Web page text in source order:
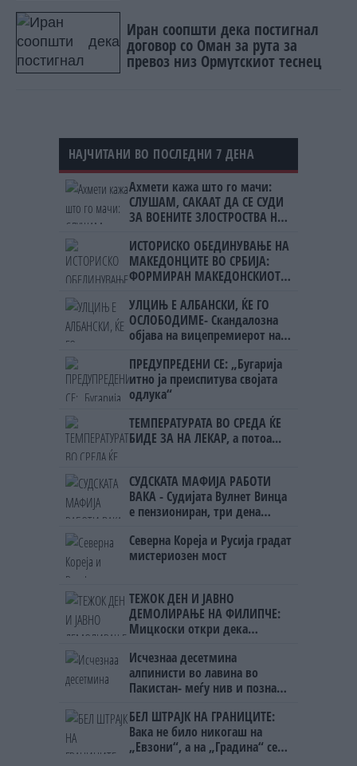
Иран соопшти дека постигнал
договор со Оман за рута за
превоз низ Ормутскиот теснец
НАЈЧИТАНИ ВО ПОСЛЕДНИ 7 ДЕНА
Ахмети кажа што го мачи:
СЛУШАМ, САКААТ ДА СЕ СУДИ
ЗА ВОЕНИТЕ ЗЛОСТРОСТВА НА
ИСТОРИСКО ОБЕДИНУВАЊЕ НА
МАКЕДОНЦИТЕ ВО СРБИЈА:
ФОРМИРАН МАКЕДОНСКИОТ
УЛЦИЊ Е АЛБАНСКИ, ЌЕ ГО
ОСЛОБОДИМЕ- Скандалозна
објава на вицепремиерот на
ПРЕДУПРЕДЕНИ СЕ: „Бугарија
итно ја преиспитува својата
одлука“
ТЕМПЕРАТУРАТА ВО СРЕДА ЌЕ
БИДЕ ЗА НА ЛЕКАР, а потоа...
СУДСКАТА МАФИЈА РАБОТИ
ВАКА - Судијата Вулнет Винца
е пензиониран, три дена
на бизнисменот Марковски
Северна Кореја и Русија градат
мистериозен мост
ТЕЖОК ДЕН И ЈАВНО
ДЕМОЛИРАЊЕ НА ФИЛИПЧЕ:
Мицкоски откри дека
ништо, освен за кеш
Исчезнаа десетмина
алпинисти во лавина во
Пакистан- меѓу нив и познат
БЕЛ ШТРАЈК НА ГРАНИЦИТЕ:
Вака не било никогаш на
„Евзони“, а на „Градина“ се